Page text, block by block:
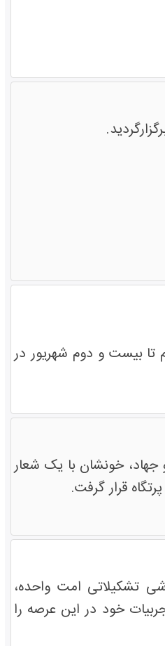
تا بیست و دوم شهریور در
خونشان با یک شعار
قرار گرفت.
تشکیلاتی امت واحده،
خود در این عرصه را